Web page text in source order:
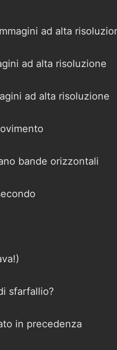
ad alta
ad alta risoluzione
ad alta risoluzione
bande orizzontali
sfarfallio?
in precedenza